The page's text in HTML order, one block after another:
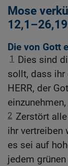
Mose
12,1–26,19
Die von Gott
1
Dies sind
sollt, dass ihr
HERR, der
2 Zerstört
ihr vertreiben
es sei auf
jedem grünen